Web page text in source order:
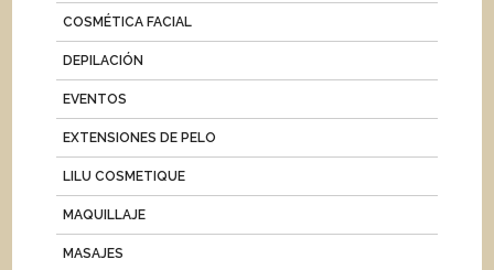
COSMÉTICA FACIAL
DEPILACIÓN
EVENTOS
EXTENSIONES DE PELO
LILU COSMETIQUE
MAQUILLAJE
MASAJES